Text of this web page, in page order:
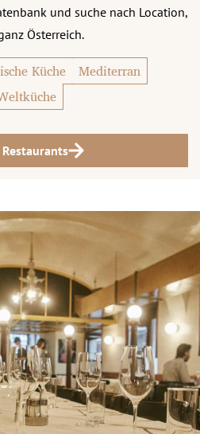
und suche nach Location,
Österreich.
Küche
Mediterran